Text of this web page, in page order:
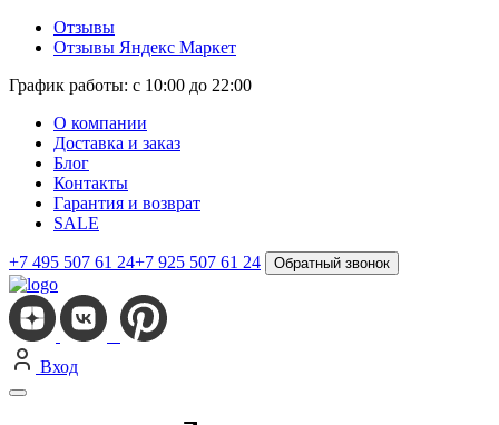
Отзывы
Отзывы Яндекс Маркет
График работы: с 10:00 до 22:00
О компании
Доставка и заказ
Блог
Контакты
Гарантия и возврат
SALE
+7 495 507 61 24+7 925 507 61 24 Обратный звонок
Вход